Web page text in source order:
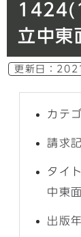
立中東
更新日：
カテ
請求
タイ
中東
出版